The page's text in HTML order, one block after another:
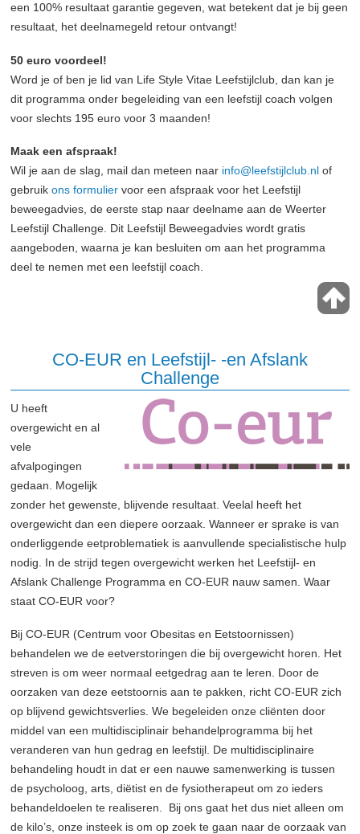
een 100% resultaat garantie gegeven, wat betekent dat je bij geen
resultaat, het deelnamegeld retour ontvangt!
50 euro voordeel!
Word je of ben je lid van Life Style Vitae Leefstijlclub, dan kan je
dit programma onder begeleiding van een leefstijl coach volgen
voor slechts 195 euro voor 3 maanden!
Maak een afspraak!
Wil je aan de slag, mail dan meteen naar info@leefstijlclub.nl of
gebruikons formulier voor een afspraak voor het Leefstijl
beweegadvies, de eerste stap naar deelname aan de Weerter
Leefstijl Challenge. Dit Leefstijl Beweegadvies wordt gratis
aangeboden, waarna je kan besluiten om aan het programma
deel te nemen met een leefstijl coach.
CO-EUR en Leefstijl- -en Afslank
Challenge
U heeft
overgewicht en al
vele
afvalpogingen
gedaan. Mogelijk
zonder het gewenste, blijvende resultaat. Veelal heeft het
overgewicht dan een diepere oorzaak. Wanneer er sprake is van
onderliggende eetproblematiek is aanvullende specialistische hulp
nodig. In de strijd tegen overgewicht werken het Leefstijl- en
Afslank Challenge Programma en CO-EUR nauw samen. Waar
staat CO-EUR voor?
Bij CO-EUR (Centrum voor Obesitas en Eetstoornissen)
behandelen we de eetverstoringen die bij overgewicht horen. Het
streven is om weer normaal eetgedrag aan te leren. Door de
oorzaken van deze eetstoornis aan te pakken, richt CO-EUR zich
op blijvend gewichtsverlies. We begeleiden onze cliënten door
middel van een multidisciplinair behandelprogramma bij het
veranderen van hun gedrag en leefstijl. De multidisciplinaire
behandeling houdt in dat er een nauwe samenwerking is tussen
de psycholoog, arts, diëtist en de fysiotherapeut om zo ieders
behandeldoelen te realiseren. Bij ons gaat het dus niet alleen om
de kilo’s, onze insteek is om op zoek te gaan naar de oorzaak van